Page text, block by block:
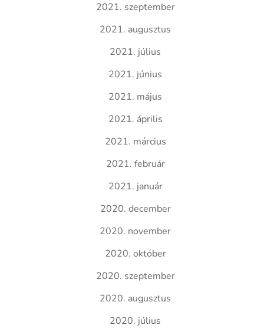
2021. szeptember
2021. augusztus
2021. július
2021. június
2021. május
2021. április
2021. március
2021. február
2021. január
2020. december
2020. november
2020. október
2020. szeptember
2020. augusztus
2020. július